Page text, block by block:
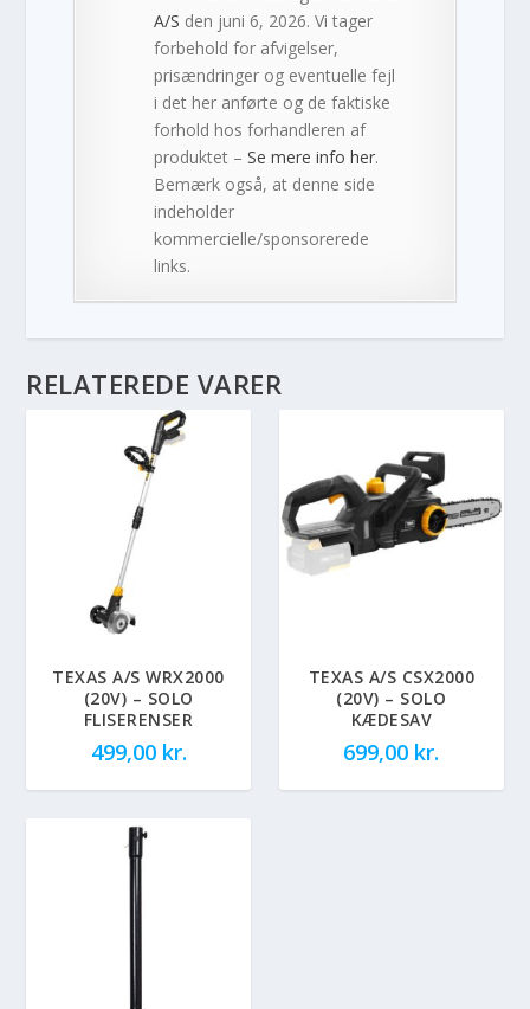
A/S den juni 6, 2026. Vi tager
forbehold for afvigelser,
prisændringer og eventuelle fejl
i det her anførte og de faktiske
forhold hos forhandleren af
produktet –Se mere info her.
Bemærk også, at denne side
indeholder
kommercielle/sponsorerede
links.
RELATEREDE VARER
TEXAS A/S WRX2000
(20V) – SOLO
FLISERENSER
499,00 kr.
TEXAS A/S CSX2000
(20V) – SOLO
KÆDESAV
699,00 kr.